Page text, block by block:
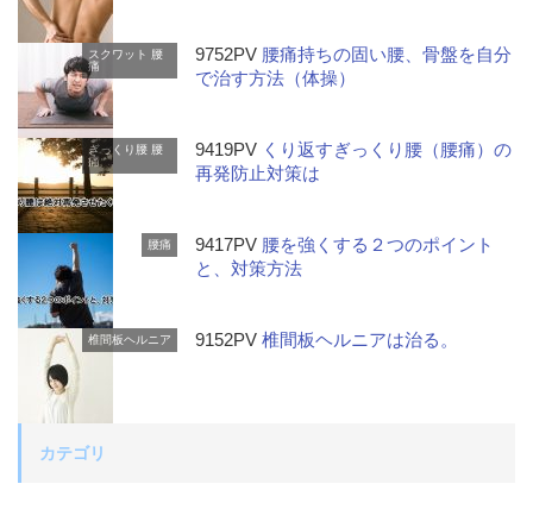
スクワット 腰
痛
9752PV 腰痛持ちの固い腰、骨盤を自分
で治す方法（体操）
ぎっくり腰 腰
痛
9419PV くり返すぎっくり腰（腰痛）の
再発防止対策は
腰痛 9417PV 腰を強くする２つのポイント
と、対策方法
椎間板ヘルニア 9152PV椎間板ヘルニアは治る。
カテゴリ